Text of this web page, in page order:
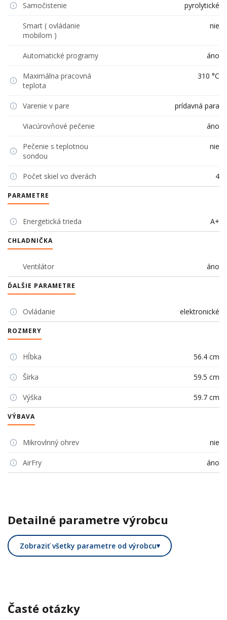
Samočistenie pyrolytické
Smart ( ovládanie
mobilom )
nie
Automatické programy áno
Maximálna pracovná
teplota
310 °C
Varenie v pare prídavná para
Viacúrovňové pečenie áno
Pečenie s teplotnou
sondou
nie
Počet skiel vo dverách 4
PARAMETRE
Energetická trieda A+
CHLADNIČKA
Ventilátor áno
ĎALŠIE PARAMETRE
Ovládanie elektronické
ROZMERY
Hĺbka 56.4 cm
Šírka 59.5 cm
Výška 59.7 cm
VÝBAVA
Mikrovlnný ohrev nie
AirFry áno
Detailné parametre výrobcu
Zobraziť všetky parametre od výrobcu▾
Časté otázky